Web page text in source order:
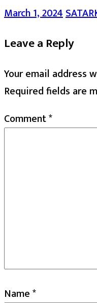
March 1, 2024
Leave a Reply
Your email address
Required fields are
Comment*
Name*